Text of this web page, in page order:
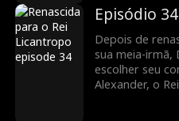
reescrever o
tarde demais.
Episódio 34
Depois de
sua meia-irmã,
escolher seu
Alexander, o